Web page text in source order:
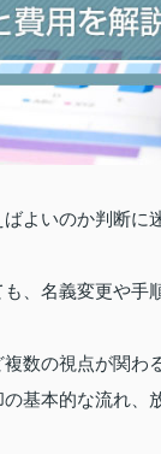
よいのか判断に
、名義変更や手
数の視点が関わ
基本的な流れ、